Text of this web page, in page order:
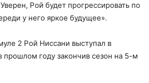
Рой будет прогрессировать по
у него яркое будущее».
2 Рой Ниссани выступал в
прошлом году закончив сезон на 5-м